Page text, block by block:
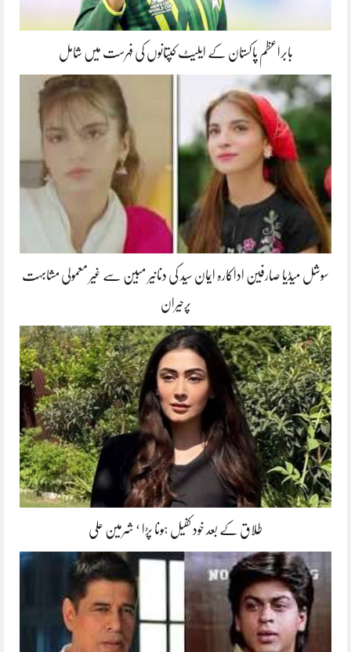
بابراعظم پاکستان کے ایلیٹ کپتانوں کی فہرست میں شامل
سوشل میڈیا صارفین اداکارہ ایمان سید کی دنانیر مبین سے غیر معمولی مشابہت
پرحیران
طلاق کے بعد خود کفیل ہونا پڑا ‘ شرمین علی